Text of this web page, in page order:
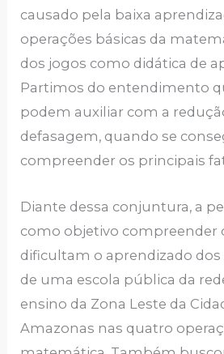
causado pela baixa
operações básicas da
dos jogos como didática de
Partimos do entendimento
podem auxiliar com a
defasagem, quando se
compreender os principais
Diante dessa conjuntura, a
como objetivo compreender
dificultam o aprendizado dos
de uma escola pública da
ensino da Zona Leste da
Amazonas nas quatro